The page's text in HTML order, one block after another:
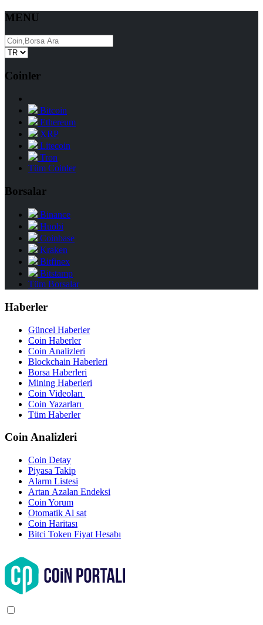
MENU
Coinler
Bitcoin
Ethereum
XRP
Litecoin
Tron
Tüm Coinler
Borsalar
Binance
Huobi
Coinbase
Kraken
Bitfinex
Bitstamp
Tüm Borsalar
Haberler
Güncel Haberler
Coin Haberler
Coin Analizleri
Blockchain Haberleri
Borsa Haberleri
Mining Haberleri
Coin Videoları
Coin Yazarları
Tüm Haberler
Coin Analizleri
Coin Detay
Piyasa Takip
Alarm Listesi
Artan Azalan Endeksi
Coin Yorum
Otomatik Al sat
Coin Haritası
Bitci Token Fiyat Hesabı